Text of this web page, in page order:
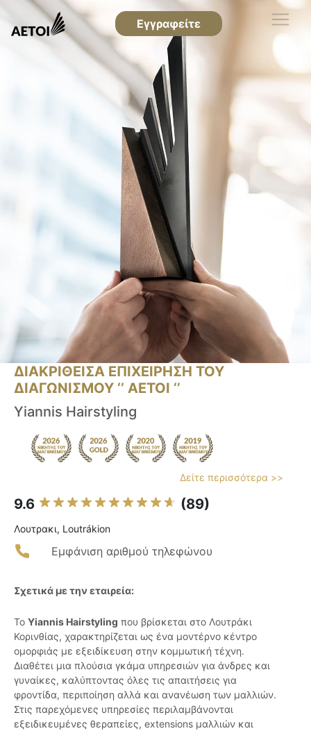
Εγγραφείτε
ΔΙΑΚΡΙΘΕΙΣΑ ΕΠΙΧΕΙΡΗΣΗ ΤΟΥ
ΔΙΑΓΩΝΙΣΜΟΥ ‘’ ΑΕΤΟΙ ‘’
Yiannis Hairstyling
Δείτε περισσότερα >>
9.6 (89)
Λουτρακι, Loutrákion
Εμφάνιση αριθμού τηλεφώνου
Σχετικά με την εταιρεία:
Το Yiannis Hairstyling που βρίσκεται στο Λουτράκι
Κορινθίας, χαρακτηρίζεται ως ένα μοντέρνο κέντρο
ομορφιάς με εξειδίκευση στην κομμωτική τέχνη.
Διαθέτει μια πλούσια γκάμα υπηρεσιών για άνδρες και
γυναίκες, καλύπτοντας όλες τις απαιτήσεις για
φροντίδα, περιποίηση αλλά και ανανέωση των μαλλιών.
Στις παρεχόμενες υπηρεσίες περιλαμβάνονται
εξειδικευμένες θεραπείες, extensions μαλλιών και